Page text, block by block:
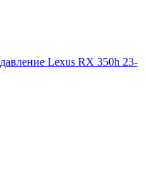
Lexus RX 350h 23-